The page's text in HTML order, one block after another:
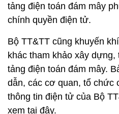
tảng điện toán đám mây
chính quyền điện tử.
Bộ TT&TT cũng khuyến
khác tham khảo xây
tảng điện toán đám mây.
dẫn, các cơ quan, tổ chức
thông tin điện tử của Bộ
xem tại đây.